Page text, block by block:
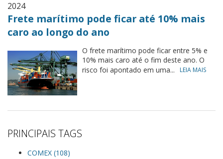
2024
Frete marítimo pode ficar até 10% mais
caro ao longo do ano
O frete marítimo pode ficar entre 5% e
10% mais caro até o fim deste ano. O
risco foi apontado em uma...
LEIA MAIS
PRINCIPAIS TAGS
COMEX (108)